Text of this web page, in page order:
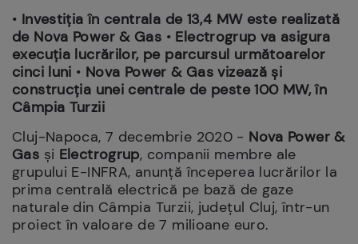
• Investiția în centrala de 13,4 MW este realizată
de Nova Power & Gas • Electrogrup va asigura
execuția lucrărilor, pe parcursul următoarelor
cinci luni • Nova Power & Gas vizează și
construcția unei centrale de peste 100 MW, în
Câmpia Turzii
Cluj-Napoca, 7 decembrie 2020 - Nova Power &
Gas și Electrogrup, companii membre ale
grupului E-INFRA, anunţă începerea lucrărilor la
prima centrală electrică pe bază de gaze
naturale din Câmpia Turzii, judeţul Cluj, într-un
proiect în valoare de 7 milioane euro.